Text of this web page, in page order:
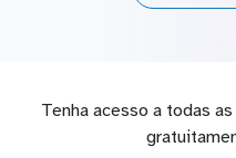
Tenha acesso a todas